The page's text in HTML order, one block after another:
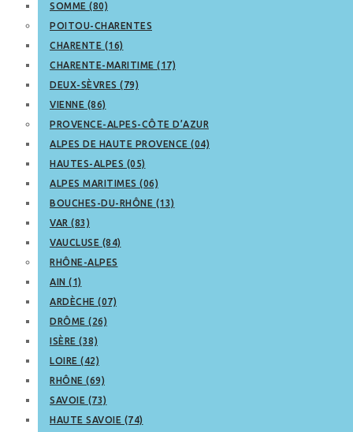
SOMME (80)
POITOU-CHARENTES
CHARENTE (16)
CHARENTE-MARITIME (17)
DEUX-SÈVRES (79)
VIENNE (86)
PROVENCE-ALPES-CÔTE D’AZUR
ALPES DE HAUTE PROVENCE (04)
HAUTES-ALPES (05)
ALPES MARITIMES (06)
BOUCHES-DU-RHÔNE (13)
VAR (83)
VAUCLUSE (84)
RHÔNE-ALPES
AIN (1)
ARDÈCHE (07)
DRÔME (26)
ISÈRE (38)
LOIRE (42)
RHÔNE (69)
SAVOIE (73)
HAUTE SAVOIE (74)